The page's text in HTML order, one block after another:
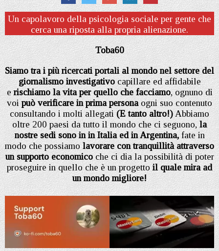
Un capolavoro della psicologia sociale per gente che
cerca una riposta alla propria alienazione.
Toba60
Siamo tra i più ricercati portali al mondo nel settore del
giornalismo investigativocapillare ed affidabile
erischiamo la vita per quello che facciamo, ognuno di
voipuò verificare in prima personaogni suo contenuto
consultando i molti allegati(E tanto altro!)Abbiamo
oltre 200 paesi da tutto il mondo che ci seguono, la
nostre sedi sono in in Italia ed in Argentina,fate in
modo che possiamolavorare con tranquillità attraverso
un supporto economicoche ci dia la possibilità di poter
proseguire in quello che è un progettoil quale mira ad
un mondo migliore!